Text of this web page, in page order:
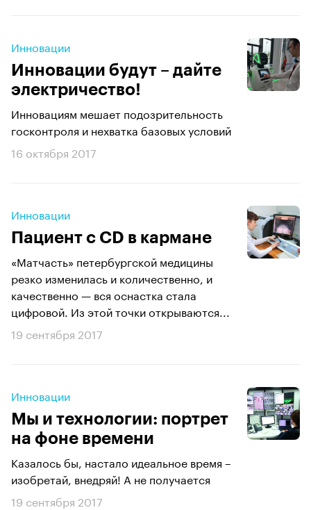
Инновации
Инновации будут – дайте
электричество!
Инновациям мешает подозрительность
госконтроля и нехватка базовых условий
16 октября 2017
Инновации
Пациент с CD в кармане
«Матчасть» петербургской медицины
резко изменилась и количественно, и
качественно — вся оснастка стала
цифровой. Из этой точки открываются...
19 сентября 2017
Инновации
Мы и технологии: портрет
на фоне времени
Казалось бы, настало идеальное время –
изобретай, внедряй! А не получается
19 сентября 2017